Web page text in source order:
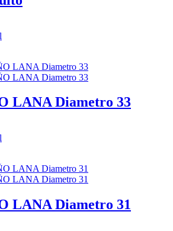
LANA Diametro 33
LANA Diametro 31